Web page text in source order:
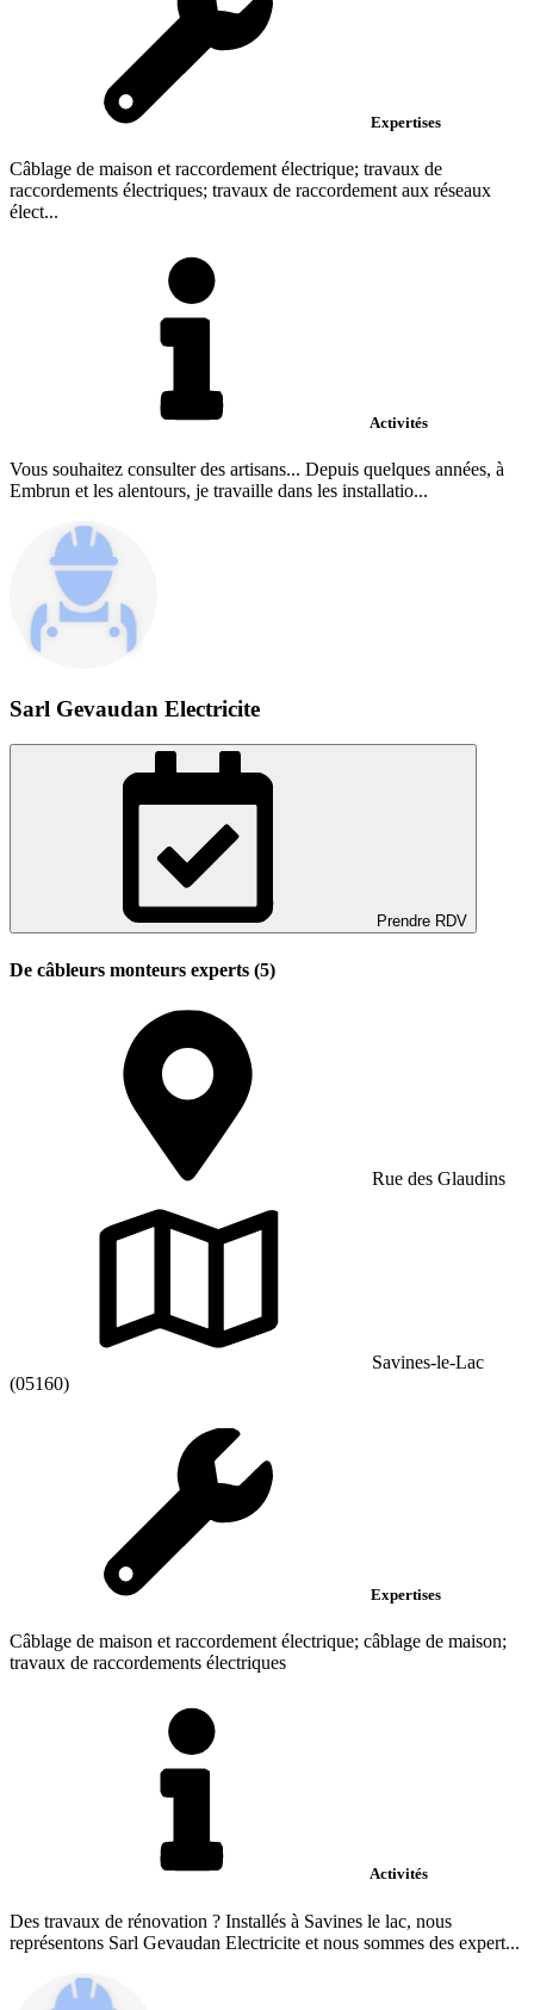
Expertises
Câblage de maison et raccordement électrique; travaux de
raccordements électriques; travaux de raccordement aux réseaux
élect...
Activités
Vous souhaitez consulter des artisans... Depuis quelques années, à
Embrun et les alentours, je travaille dans les installatio...
Sarl Gevaudan Electricite
Prendre RDV
De câbleurs monteurs experts (5)
Rue des Glaudins
Savines-le-Lac
(05160)
Expertises
Câblage de maison et raccordement électrique; câblage de maison;
travaux de raccordements électriques
Activités
Des travaux de rénovation ? Installés à Savines le lac, nous
représentons Sarl Gevaudan Electricite et nous sommes des expert...